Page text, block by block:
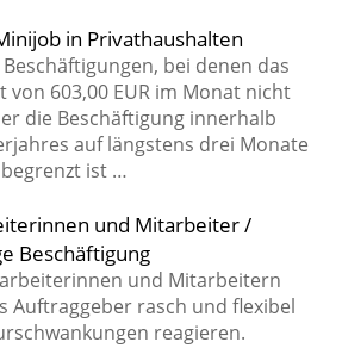
in Privathaushalten
bei denen das
von 603,00 EUR im Monat nicht
die Beschäftigung innerhalb
auf längstens drei Monate
ist …
und Mitarbeiter /
Beschäftigung
und Mitarbeitern
Auftraggeber rasch und flexibel
reagieren.